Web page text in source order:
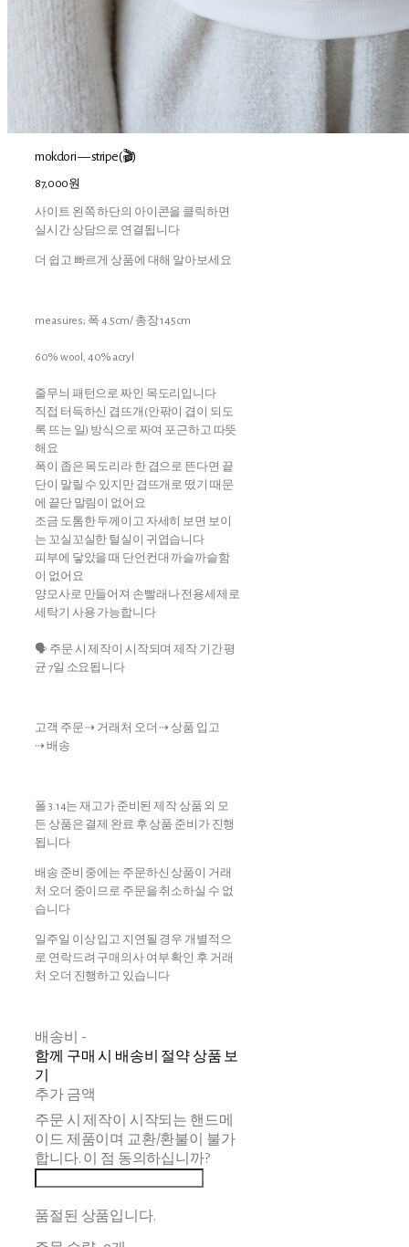
mokdori — stripe(🎬)
87,000원
사이트 왼쪽 하단의 아이콘을 클릭하면
실시간 상담으로 연결됩니다
더 쉽고 빠르게 상품에 대해 알아보세요
measures; 폭 4.5cm/ 총장 145cm
60% wool, 40% acryl
줄무늬 패턴으로 짜인 목도리입니다
직접 터득하신 겹뜨개(안팎이 겹이 되도
록 뜨는 일) 방식으로 짜여 포근하고 따뜻
해요
폭이 좁은 목도리라 한 겹으로 뜬다면 끝
단이 말릴 수 있지만 겹뜨개로 떴기 때문
에 끝단 말림이 없어요
조금 도톰한 두께이고 자세히 보면 보이
는 꼬실꼬실한 털실이 귀엽습니다
피부에 닿았을 때 단언컨대 까슬까슬함
이 없어요
양모사로 만들어져 손빨래나 전용세제로
세탁기 사용 가능합니다
🗣 주문 시 제작이 시작되며 제작 기간 평
균 7일 소요됩니다
고객 주문 ⇢ 거래처 오더 ⇢ 상품 입고
⇢ 배송
폴 3.14는 재고가 준비된 제작 상품 외 모
든 상품은 결제 완료 후 상품 준비가 진행
됩니다
배송 준비 중에는 주문하신 상품이 거래
처 오더 중이므로 주문을 취소하실 수 없
습니다
일주일 이상 입고 지연될 경우 개별적으
로 연락드려 구매의사 여부 확인 후 거래
처 오더 진행하고 있습니다
배송비 -
함께 구매 시 배송비 절약 상품 보
기
추가 금액
주문 시 제작이 시작되는 핸드메
이드 제품이며 교환/환불이 불가
합니다. 이 점 동의하십니까?
품절된 상품입니다.